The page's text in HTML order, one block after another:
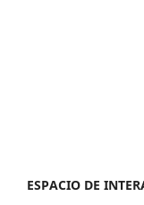
ESPACIO DE